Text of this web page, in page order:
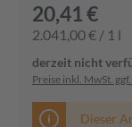
20,41 €
2.041,00 € / 1 l
derzeit nicht
Preise inkl. MwSt.
Dieser